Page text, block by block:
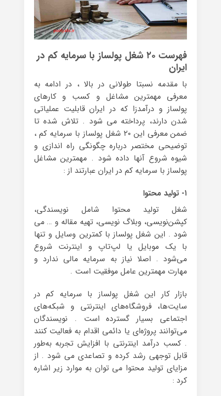
فهرست ۲۰ شغل پولساز با سرمایه کم در
ایران
با مقدمه نسبتا طولانی در بالا ، در ادامه به
معرفی مهمترین مشاغل و کسب و کارهای
پولساز و درآمدزا که در ایران قابلیت عملیاتی
شدن دارند، پرداخته می شود . تلاش شده تا
ضمن معرفی این ۲۰ شغل پولساز با سرمایه کم ،
توضیحی مختصر درباره چگونگی راه اندازی و
شیوه شروع آنها داده شود . مهمترین مشاغل
پولساز با سرمایه کم در ایران عبارتند از :
۱- تولید محتوا
شغل تولید محتوا شامل نویسندگی،
کپشن‌نویسی، وبلاگ نویسی، تهیه مقاله و … می
شود . این شغل پولساز با کمترین وسایل و تنها
با یک موبایل یا لپ‌تاپ و اینترنت شروع
می‌شود . اصلا نیاز به سرمایه مالی ندارد و
مهارت مهمترین عامل موفقیت است .
بازار کار این شغل پولساز با سرمایه کم در
سایت‌ها، فروشگاه‌های اینترنتی و شبکه‌های
اجتماعی بسیار گسترده است . نویسندگان
می‌توانند پروژه‌ای یا دائمی اقدام به فعالیت کنند
. کسب درآمد اینترنتی با افزایش تجربه به‌طور
قابل توجهی رشد کرده و تصاعدی می شود . از
مزایای تولید محتوا می توان به موارد زیر اشاره
کرد :